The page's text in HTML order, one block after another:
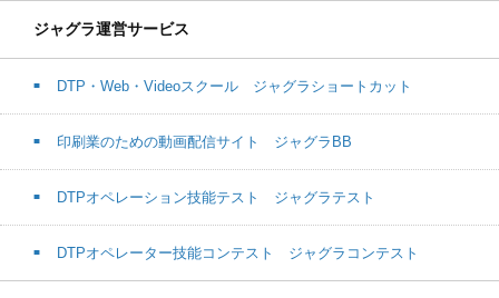
ジャグラ運営サービス
DTP・Web・Videoスクール ジャグラショートカット
印刷業のための動画配信サイト ジャグラBB
DTPオペレーション技能テスト ジャグラテスト
DTPオペレーター技能コンテスト ジャグラコンテスト